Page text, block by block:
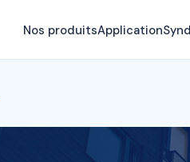
Nos produitsApplication